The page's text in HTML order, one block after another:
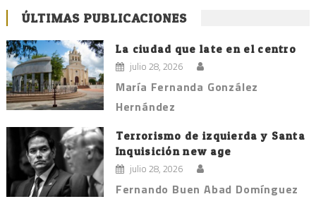
ÚLTIMAS PUBLICACIONES
La ciudad que late en el centro
julio 28, 2026
María Fernanda González
Hernández
Terrorismo de izquierda y Santa
Inquisición new age
julio 28, 2026
Fernando Buen Abad Domínguez